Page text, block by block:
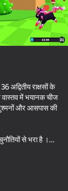
अद्वितीय राक्षसों के
वास्तव में भयानक चीज
से भरा है ।
बनना और विकास के